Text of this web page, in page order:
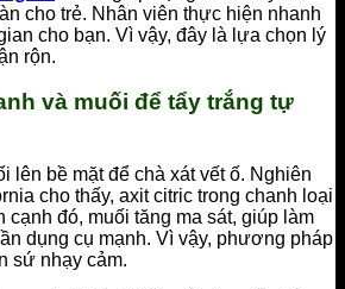
cho trẻ. Nhân viên thực hiện nhanh
cho bạn. Vì vậy, đây là lựa chọn lý
rộn.
và muối để tẩy trắng tự
lên bề mặt để chà xát vết ố. Nghiên
cho thấy, axit citric trong chanh loại
cạnh đó, muối tăng ma sát, giúp làm
dụng cụ mạnh. Vì vậy, phương pháp
sứ nhạy cảm.